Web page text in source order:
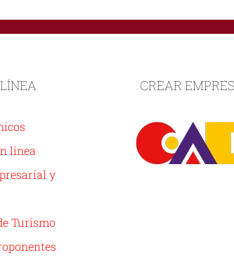
línea
y
Turismo
CREAR